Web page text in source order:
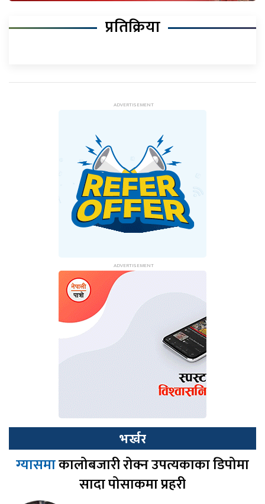
प्रतिक्रिया
भर्खर
ग्यासमाकालोबजारी रोक्न उपत्यकाका डिपोमा
सादा पोसाकमा प्रहरी